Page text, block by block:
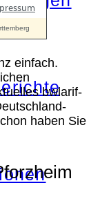
einfach.
bwlarif-
haben Sie